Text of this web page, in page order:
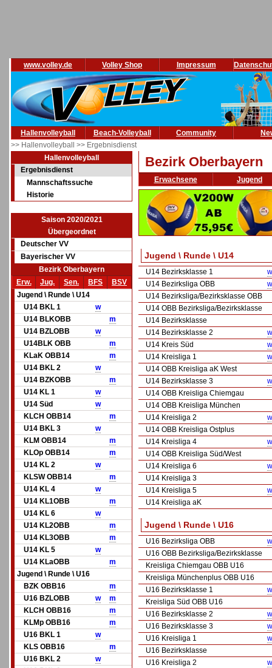
www.volley.de Volley Shop Impressum
Hallenvolleyball Beach-Volleyball Community
>> Hallenvolleyball >> Ergebnisdienst
Hallenvolleyball
Ergebnisdienst
Mannschaftssuche
Historie
Saison 2020/2021
Übergeordnet
Deutscher VV
Bayerischer VV
Bezirk Oberbayern
Erw.
Jug. Sen. BFS
BSV
Jugend \ Runde \ U14
U14 BKL 1
w
U14 BLKOBB
m
U14 BZLOBB
w
U14BLK OBB
m
KLaK OBB14
m
U14 BKL 2
w
U14 BZKOBB
m
U14 KL 1
w
U14 Süd
w
KLCH OBB14
m
U14 BKL 3
w
KLM OBB14
m
KLOp OBB14
m
U14 KL 2
w
KLSW OBB14
m
U14 KL 4
w
U14 KL1OBB
m
U14 KL 6
w
U14 KL2OBB
m
U14 KL3OBB
m
U14 KL 5
w
U14 KLaOBB
m
Jugend \ Runde \ U16
BZK OBB16
m
U16 BZLOBB
w
m
KLCH OBB16
m
KLMp OBB16
m
U16 BKL 1
w
KLS OBB16
m
U16 BKL 2
w
Bezirk Oberbayern
Erwachsene Jugend
Jugend \ Runde \ U14
U14 Bezirksklasse 1
U14 Bezirksliga OBB
U14 Bezirksliga/Bezirksklasse OBB
U14 OBB Bezirksliga/Bezirksklasse
U14 Bezirksklasse
U14 Bezirksklasse 2
U14 Kreis Süd
U14 Kreisliga 1
U14 OBB Kreisliga aK West
U14 Bezirksklasse 3
U14 OBB Kreisliga Chiemgau
U14 OBB Kreisliga München
U14 Kreisliga 2
U14 OBB Kreisliga Ostplus
U14 Kreisliga 4
U14 OBB Kreisliga Süd/West
U14 Kreisliga 6
U14 Kreisliga 3
U14 Kreisliga 5
U14 Kreisliga aK
Jugend \ Runde \ U16
U16 Bezirksliga OBB
U16 OBB Bezirksliga/Bezirksklasse
Kreisliga Chiemgau OBB U16
Kreisliga Münchenplus OBB U16
U16 Bezirksklasse 1
Kreisliga Süd OBB U16
U16 Bezirksklasse 2
U16 Bezirksklasse 3
U16 Kreisliga 1
U16 Bezirksklasse
U16 Kreisliga 2